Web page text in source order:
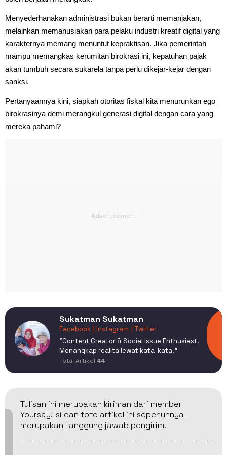
Menyederhanakan administrasi bukan berarti memanjakan,
melainkan memanusiakan para pelaku industri kreatif digital yang
karakternya memang menuntut kepraktisan. Jika pemerintah
mampu memangkas kerumitan birokrasi ini, kepatuhan pajak
akan tumbuh secara sukarela tanpa perlu dikejar-kejar dengan
sanksi.
Pertanyaannya kini, siapkah otoritas fiskal kita menurunkan ego
birokrasinya demi merangkul generasi digital dengan cara yang
mereka pahami?
Sukatman Sukatman
Facebook | Instagram
| Twitter
​"Content Creator & Social Issue Enthusiast.
Menangkap realita lewat kata-kata."
Total Artikel 44
Tulisan ini merupakan kiriman dari member
Yoursay. Isi dan foto artikel ini sepenuhnya
merupakan tanggung jawab pengirim.